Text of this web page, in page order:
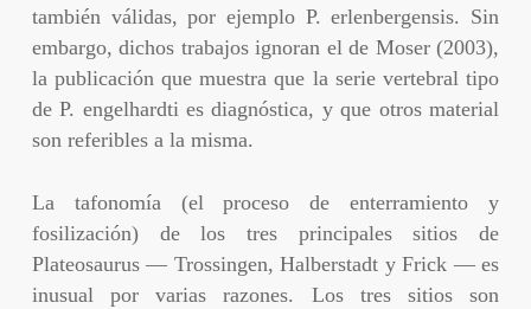
también válidas, por ejemplo P. erlenbergensis. Sin
embargo, dichos trabajos ignoran el de Moser (2003),
la publicación que muestra que la serie vertebral tipo
de P. engelhardti es diagnóstica, y que otros material
son referibles a la misma.
La tafonomía (el proceso de enterramiento y
fosilización) de los tres principales sitios de
Plateosaurus — Trossingen, Halberstadt y Frick — es
inusual por varias razones. Los tres sitios son